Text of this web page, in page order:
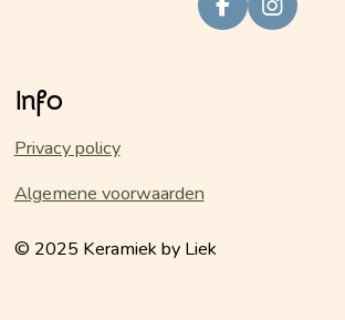
F
a
I
n
Info
Privacy policy
Algemene voorwaarden
© 2025 Keramiek by Liek